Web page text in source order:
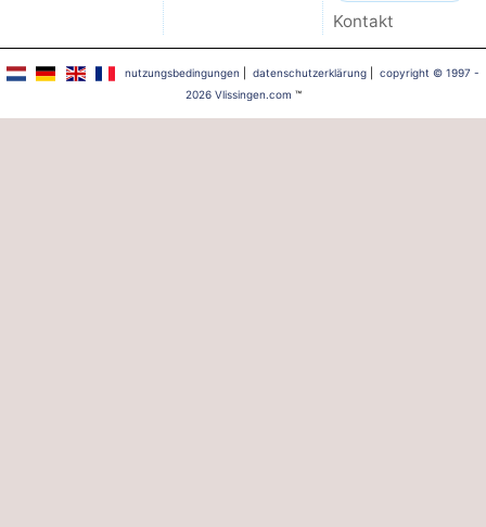
Kontakt
nutzungsbedingungen datenschutzerklärung| copyright © 1997 -
2026 Vlissingen.com ™